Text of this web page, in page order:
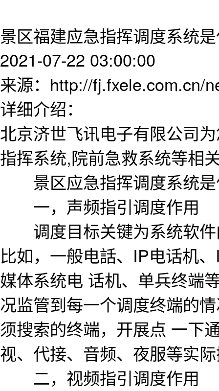
景区福建应急指挥调度系统
2021-07-22 03:00:00
来源：http://fj.fxele.com.cn/
详细介绍：
北京济世飞讯电子有限公司
指挥系统,院前急救系统等相
景区应急指挥调度系统是
一，声频指引调度作用
调度目标关键为系统软件
比如，一般电話、IP电话机
媒体系统电 话机、单兵终端
况监管到每一个调度终端的
须搜索的终端，开展点 一下
视、代接、音频、夜服等实
二，视频指引调度作用